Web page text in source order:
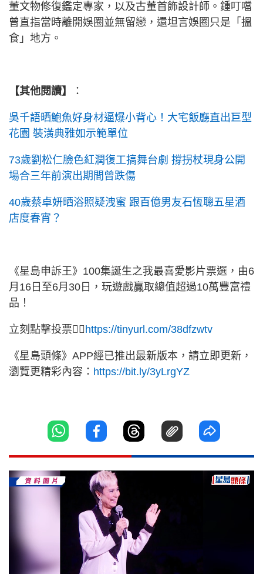
董文物修復鑑定專家，以及古董首飾設計師。鍾叮噹
曾直指當時離開娛圈並無留戀，還坦言娛圈只是「搵
食」地方。
【其他閱讀】 ：
吳千語晒鮑魚好身材逼爆小背心！大宅飯廳直出巨型
花園 裝潢典雅如示範單位
73歲劉松仁臉色紅潤復工搞舞台劇 撐拐杖現身公開
場合三年前演出期間曾跌傷
40歲蔡卓妍晒浴照疑洩蜜 跟百億男友石恆聰五星酒
店度春宵？
《星島申訴王》100集誕生之我最喜愛影片票選，由6
月16日至6月30日，玩遊戲贏取總值超過10萬豐富禮
品！
立刻點擊投票👉🏻 https://tinyurl.com/38dfzwtv
《星島頭條》APP經已推出最新版本，請立即更新，
瀏覽更精彩內容： https://bit.ly/3yLrgYZ